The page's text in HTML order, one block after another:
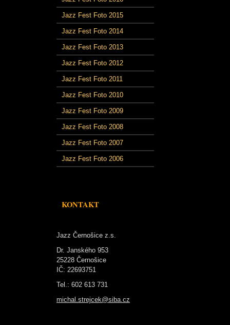
Jazz Fest Foto 2015
Jazz Fest Foto 2014
Jazz Fest Foto 2013
Jazz Fest Foto 2012
Jazz Fest Foto 2011
Jazz Fest Foto 2010
Jazz Fest Foto 2009
Jazz Fest Foto 2008
Jazz Fest Foto 2007
Jazz Fest Foto 2006
KONTAKT
Jazz Černošice z.s.
Dr. Janského 953
25228 Černošice
IČ: 22693751
Tel.: 602 613 731
michal.strejcek@siba.cz